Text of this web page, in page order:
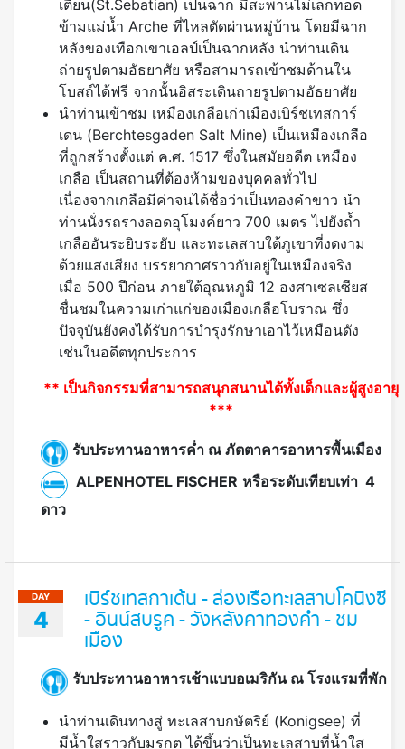
เตียน(St.Sebatian) เป็นฉาก มีสะพานไม่เล็กทอด
ข้ามแม่น้ำ Arche ที่ไหลตัดผ่านหมู่บ้าน โดยมีฉาก
หลังของเทือกเขาเอลป์เป็นฉากหลัง นำท่านเดิน
ถ่ายรูปตามอัธยาศัย หรือสามารถเข้าชมด้านใน
โบสถ์ได้ฟรี จากนั้นอิสระเดินถายรูปตามอัธยาศัย
นำท่านเข้าชม เหมืองเกลือเก่าเมืองเบิร์ชเทสการ์
เดน (Berchtesgaden Salt Mine) เป็นเหมืองเกลือ
ที่ถูกสร้างตั้งแต่ ค.ศ. 1517 ซึ่งในสมัยอดีต เหมือง
เกลือ เป็นสถานที่ต้องห้ามของบุคคลทั่วไป
เนื่องจากเกลือมีค่าจนได้ชื่อว่าเป็นทองคำขาว นำ
ท่านนั่งรถรางลอดอุโมงค์ยาว 700 เมตร ไปยังถ้ำ
เกลืออันระยิบระยับ และทะเลสาบใต้ภูเขาที่งดงาม
ด้วยแสงเสียง บรรยากาศราวกับอยู่ในเหมืองจริง
เมื่อ 500 ปีก่อน ภายใต้อุณหภูมิ 12 องศาเซลเซียส
ชื่นชมในความเก่าแก่ของเมืองเกลือโบราณ ซึ่ง
ปัจจุบันยังคงได้รับการบำรุงรักษาเอาไว้เหมือนดัง
เช่นในอดีตทุกประการ
** เป็นกิจกรรมที่สามารถสนุกสนานได้ทั้งเด็กและผู้สูงอายุ
***
รับประทานอาหารค่ำ ณ ภัตตาคารอาหารพื้นเมือง
ALPENHOTEL FISCHER หรือระดับเทียบเท่า 4
ดาว
DAY
4
เบิร์ชเทสกาเด้น - ล่องเรือทะเลสาบโคนิงซี
- อินน์สบรูค - วังหลังคาทองคำ - ชม
เมือง
รับประทานอาหารเช้าแบบอเมริกัน ณ โรงแรมที่พัก
นำท่านเดินทางสู่ ทะเลสาบกษัตริย์ (Konigsee) ที่
มีน้ำใสราวกับมรกต ได้ขึ้นว่าเป็นทะเลสาบที่น้ำใส